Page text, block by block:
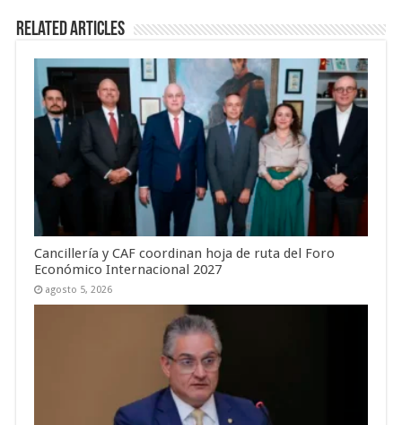
Related Articles
Cancillería y CAF coordinan hoja de ruta del Foro
Económico Internacional 2027
agosto 5, 2026